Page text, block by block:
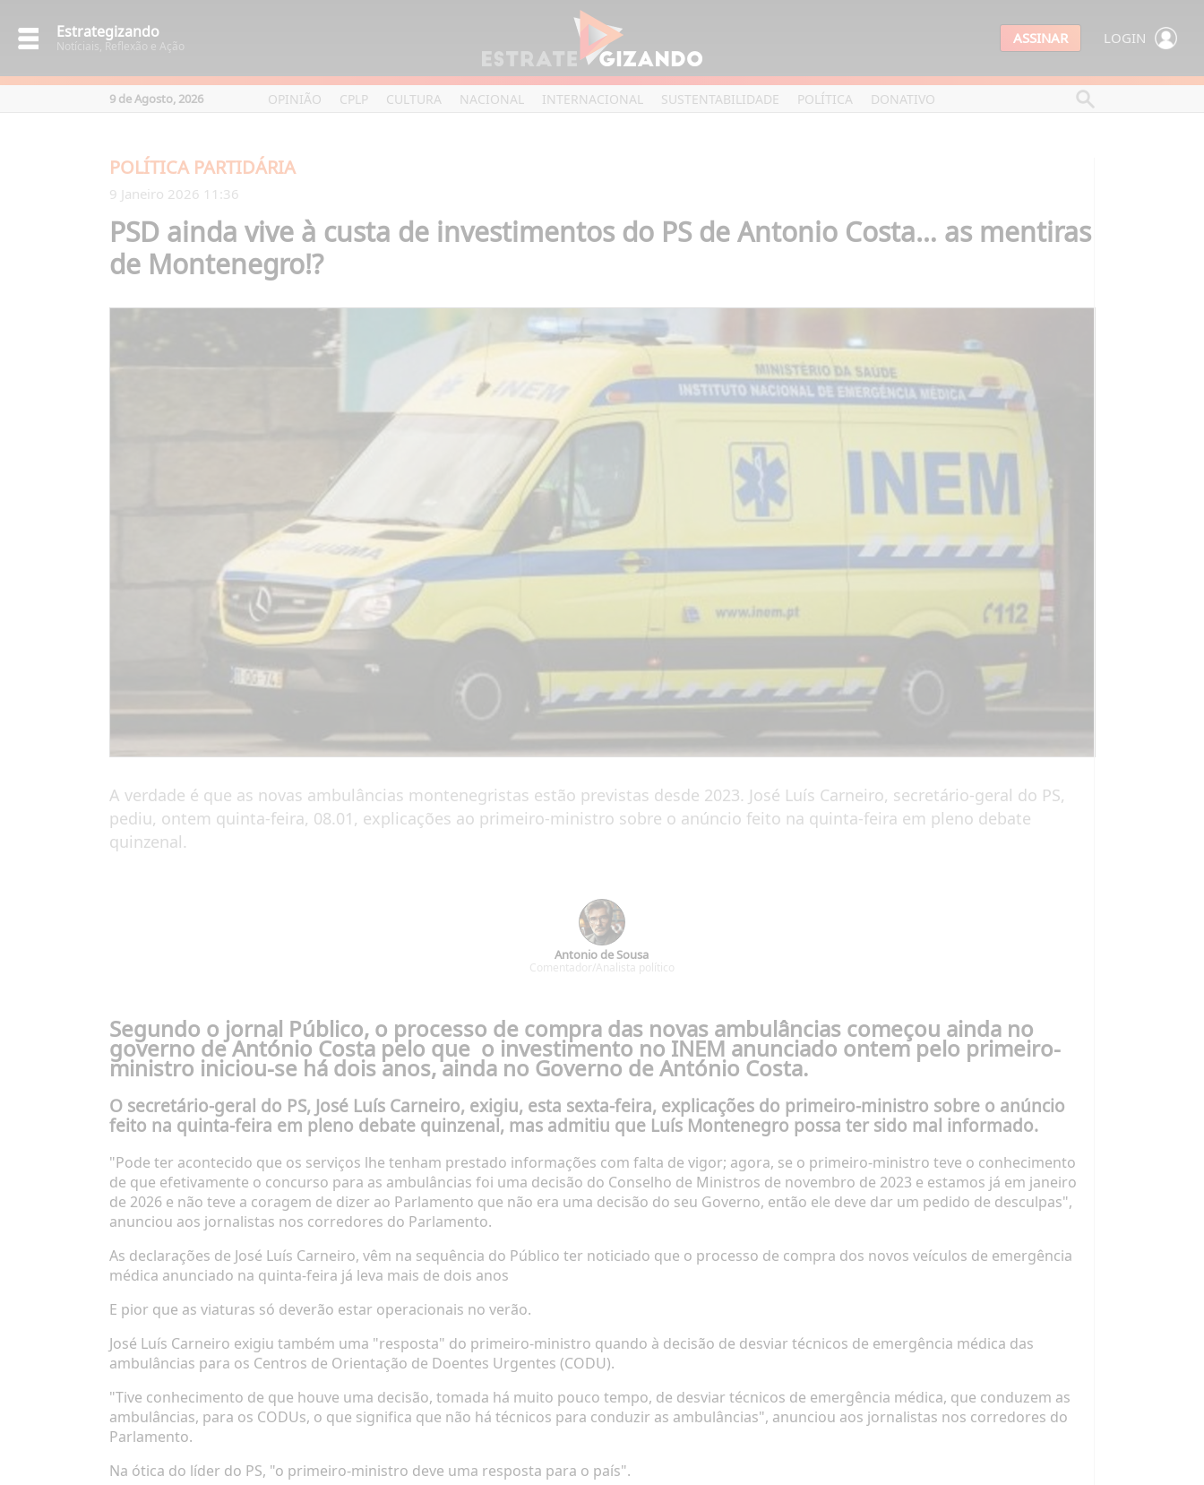
Estrategizando
Notíciais, Reflexão e Ação ASSINAR LOGIN
9 de Agosto, 2026 OPINIÃO CPLP CULTURA NACIONAL INTERNACIONAL SUSTENTABILIDADE POLÍTICA DONATIVO
POLÍTICA PARTIDÁRIA
9 Janeiro 2026 11:36
PSD ainda vive à custa de investimentos do PS de Antonio Costa… as mentiras
de Montenegro!?
A verdade é que as novas ambulâncias montenegristas estão previstas desde 2023. José Luís Carneiro, secretário-geral do PS,
pediu, ontem quinta-feira, 08.01, explicações ao primeiro-ministro sobre o anúncio feito na quinta-feira em pleno debate
quinzenal.
Antonio de Sousa
Comentador/Analista político
Segundo o jornal Público, o processo de compra das novas ambulâncias começou ainda no
governo de António Costa pelo que o investimento no INEManunciado ontempelo primeiro-
ministro iniciou-se há dois anos, ainda no Governo de António Costa.
O secretário-geral do PS, José Luís Carneiro, exigiu, esta sexta-feira, explicações do primeiro-ministro sobre o anúncio
feito na quinta-feira em pleno debate quinzenal, mas admitiu que Luís Montenegro possa ter sido mal informado.
"Pode ter acontecido que os serviços lhe tenham prestado informações com falta de vigor; agora, se o primeiro-ministro teve o conhecimento
de que efetivamente o concurso para as ambulâncias foi uma decisão do Conselho de Ministros de novembro de 2023 e estamos já em janeiro
de 2026 e não teve a coragem de dizer ao Parlamento que não era uma decisão do seu Governo, então ele deve dar um pedido de desculpas",
anunciou aos jornalistas nos corredores do Parlamento.
As declarações de José Luís Carneiro, vêm na sequência do Públicoter noticiado que o processo de compra dos novos veículos de emergência
médica anunciado na quinta-feira já leva mais de dois anos
E pior que as viaturas só deverão estar operacionais no verão.
José Luís Carneiro exigiu também uma "resposta" do primeiro-ministro quando à decisão de desviar técnicos de emergência médica das
ambulâncias para os Centros de Orientação de Doentes Urgentes (CODU).
"Tive conhecimento de que houve uma decisão, tomada há muito pouco tempo, de desviar técnicos de emergência médica, que conduzem as
ambulâncias, para os CODUs, o que significa que não há técnicos para conduzir as ambulâncias", anunciou aos jornalistas nos corredores do
Parlamento.
Na ótica do líder do PS, "o primeiro-ministro deve uma resposta para o país".